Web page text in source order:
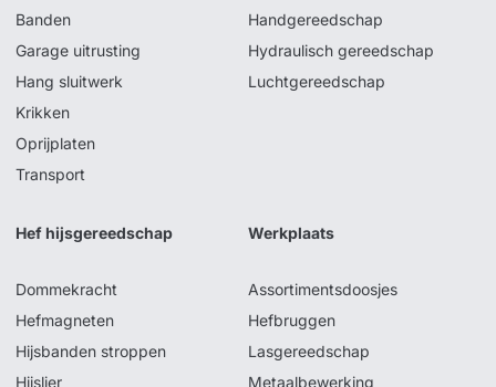
Banden
Garage uitrusting
Hang sluitwerk
Krikken
Oprijplaten
Transport
Handgereedschap
Hydraulisch gereedschap
Luchtgereedschap
Hef hijsgereedschap
Dommekracht
Hefmagneten
Hijsbanden stroppen
Hijslier
Werkplaats
Assortimentsdoosjes
Hefbruggen
Lasgereedschap
Metaalbewerking